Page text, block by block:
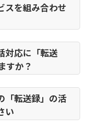
スを組み合わせ
対応に「転送
すか？
「転送録」の活
い